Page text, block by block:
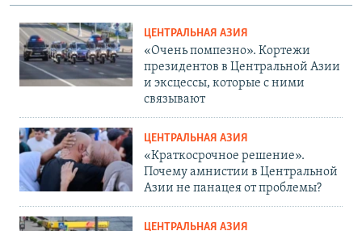
ЦЕНТРАЛЬНАЯ АЗИЯ
«Очень помпезно». Кортежи
президентов в Центральной Азии
и эксцессы, которые с ними
связывают
ЦЕНТРАЛЬНАЯ АЗИЯ
«Краткосрочное решение».
Почему амнистии в Центральной
Азии не панацея от проблемы?
ЦЕНТРАЛЬНАЯ АЗИЯ